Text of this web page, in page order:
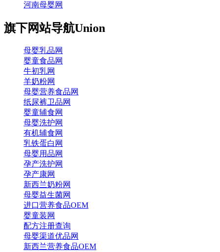
河南母婴网
旗下网站导航Union
母婴乳品网
婴童食品网
牛初乳网
羊奶粉网
母婴营养食品网
纸尿裤卫品网
婴童辅食网
母婴洗护网
有机辅食网
乳铁蛋白网
母婴用品网
孕产洗护网
孕产康网
新西兰奶粉网
母婴益生菌网
进口营养食品OEM
婴童装网
配方注册查询
母婴渠道优品网
新西兰营养食品OEM